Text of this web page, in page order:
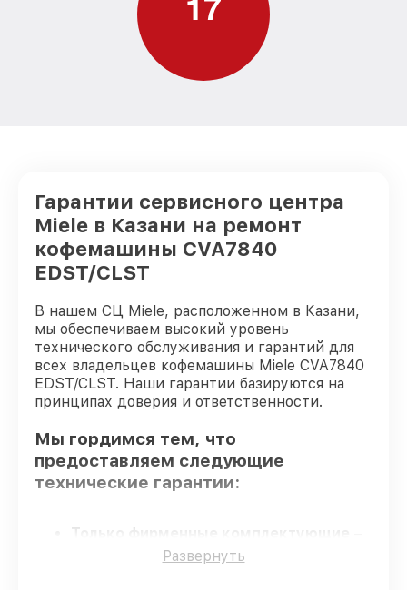
Гарантии сервисного центра
Miele в Казани на ремонт
кофемашины CVA7840
EDST/CLST
В нашем СЦ Miele, расположенном в Казани,
мы обеспечиваем высокий уровень
технического обслуживания и гарантий для
всех владельцев кофемашины Miele CVA7840
EDST/CLST. Наши гарантии базируются на
принципах доверия и ответственности.
Мы гордимся тем, что
предоставляем следующие
технические гарантии:
Только фирменные комплектующие
для всех видов восстановления
Развернуть